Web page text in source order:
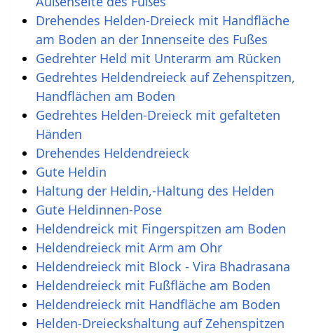
Drehendes Helden-Dreieck mit Handfläche
am Boden an der Innenseite des Fußes
Gedrehter Held mit Unterarm am Rücken
Gedrehtes Heldendreieck auf Zehenspitzen,
Handflächen am Boden
Gedrehtes Helden-Dreieck mit gefalteten
Händen
Drehendes Heldendreieck
Gute Heldin
Haltung der Heldin,-Haltung des Helden
Gute Heldinnen-Pose
Heldendreick mit Fingerspitzen am Boden
Heldendreieck mit Arm am Ohr
Heldendreieck mit Block - Vira Bhadrasana
Heldendreieck mit Fußfläche am Boden
Heldendreieck mit Handfläche am Boden
Helden-Dreieckshaltung auf Zehenspitzen